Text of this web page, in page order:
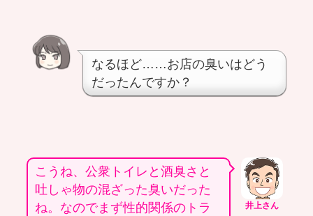
なるほど……お店の臭いはどう
だったんですか？
井上さん
こうね、公衆トイレと酒臭さと
吐しゃ物の混ざった臭いだった
ね。なのでまず性的関係のトラ